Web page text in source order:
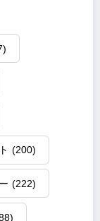
(200)
(222)